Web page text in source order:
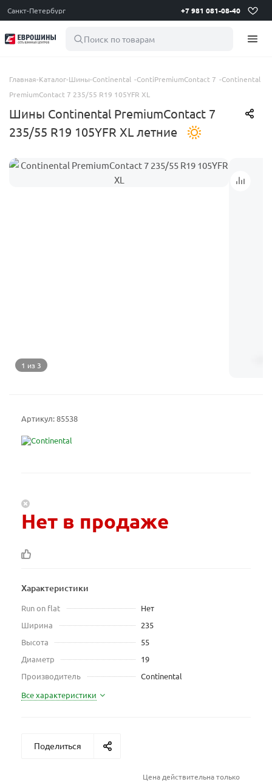
Санкт-Петербург +7 981 081-08-40
Поиск по товарам
Главная-Каталог-Шины-Continental -ContiPremiumContact 7 -Continental
PremiumContact 7 235/55 R19 105YFR XL
Шины Continental PremiumContact 7
235/55 R19 105YFR XL летние
1 из 3
Артикул:85538
Нет в продаже
Характеристики
Run on flat
Нет
Ширина
235
Высота
55
Диаметр
19
Производитель
Continental
Все характеристики
Поделиться
Цена действительна только